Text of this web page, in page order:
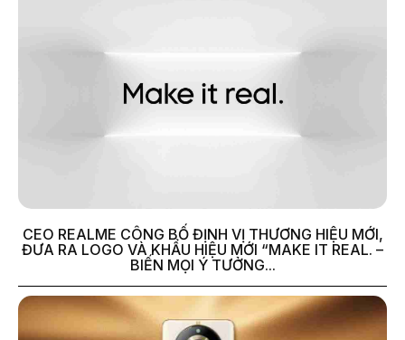
CEO REALME CÔNG BỐ ĐỊNH VỊ THƯƠNG HIỆU MỚI,
ĐƯA RA LOGO VÀ KHẨU HIỆU MỚI “MAKE IT REAL. –
BIẾN MỌI Ý TƯỞNG...